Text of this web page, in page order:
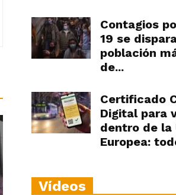
Contagios
19 se
población
de...
Certificado
Digital para
dentro de la
Europea:
Vídeos